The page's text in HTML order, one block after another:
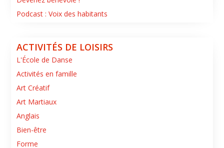
Podcast : Voix des habitants
ACTIVITÉS DE LOISIRS
L'École de Danse
Activités en famille
Art Créatif
Art Martiaux
Anglais
Bien-être
Forme